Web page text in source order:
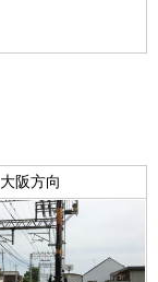
大阪方向